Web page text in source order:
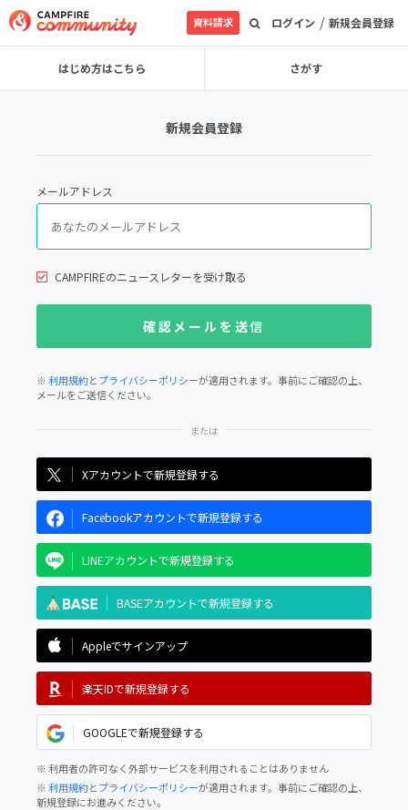
ログイン / 新規会員登録
資料請求
はじめ方はこちら さがす
新規会員登録
メールアドレス
CAMPFIREのニュースレターを受け取る
※利用規約とプライバシーポリシーが適用されます。事前にご確認の上、
メールをご送信ください。
Xアカウントで新規登録する
Facebookアカウントで新規登録する
LINEアカウントで新規登録する
BASEアカウントで新規登録する
Appleでサインアップ
楽天IDで新規登録する
GOOGLEで新規登録する
※ 利用者の許可なく外部サービスを利用されることはありません
※利用規約とプライバシーポリシーが適用されます。事前にご確認の上、
新規登録にお進みください。